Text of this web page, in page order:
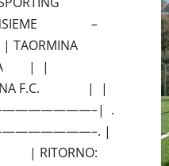
–
| | TAORMINA
| |
F.C. | |
.
|
RITORNO: